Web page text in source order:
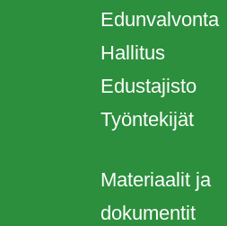
Edunvalvonta
Hallitus
Edustajisto
Työntekijät
Materiaalit ja
dokumentit